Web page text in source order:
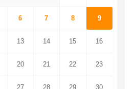
6 7 8 9
13 14 15 16
20 21 22 23
27 28 29 30